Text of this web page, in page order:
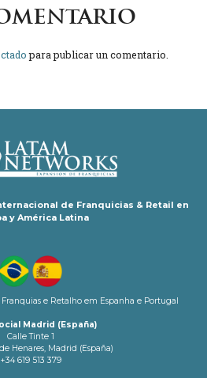
para publicar un comentario.
de Franquicias & Retail en
y América Latina
e Retalho em Espanha e Portugal
Madrid (España)
Calle Tinte 1
Henares, Madrid (España)
+34 619 513 379